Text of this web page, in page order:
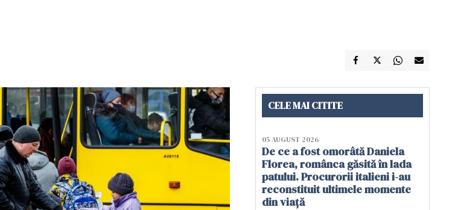
CELE MAI CITITE
05 AUGUST 2026
De ce a fost omorâtă Daniela
Florea, românca găsită în lada
patului. Procurorii italieni i-au
reconstituit ultimele momente
din viață